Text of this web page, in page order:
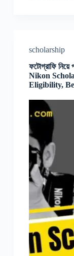
scholarship
ফটোগ্রাফি নিয়ে
Nikon
Eligibility,